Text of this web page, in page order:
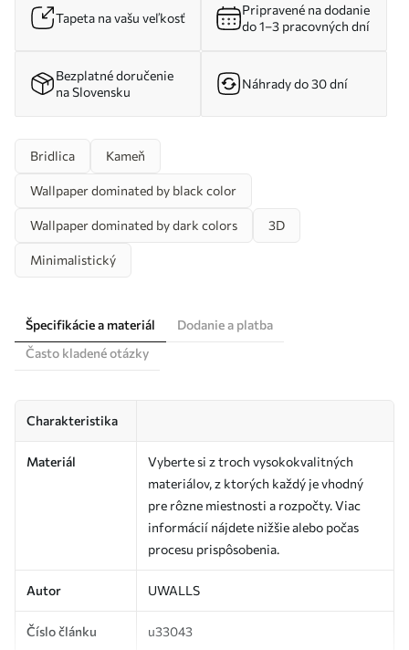
Tapeta na vašu veľkosť
Pripravené na dodanie
do 1–3 pracovných dní
Bezplatné doručenie
na Slovensku
Náhrady do 30 dní
Bridlica Kameň
Wallpaper dominated by black color
Wallpaper dominated by dark colors 3D
Minimalistický
Špecifikácie a materiál
Dodanie a platba
Často kladené otázky
Charakteristika
Materiál
Vyberte si z troch vysokokvalitných
materiálov, z ktorých každý je vhodný
pre rôzne miestnosti a rozpočty. Viac
informácií nájdete nižšie alebo počas
procesu prispôsobenia.
Autor UWALLS
Číslo článku u33043